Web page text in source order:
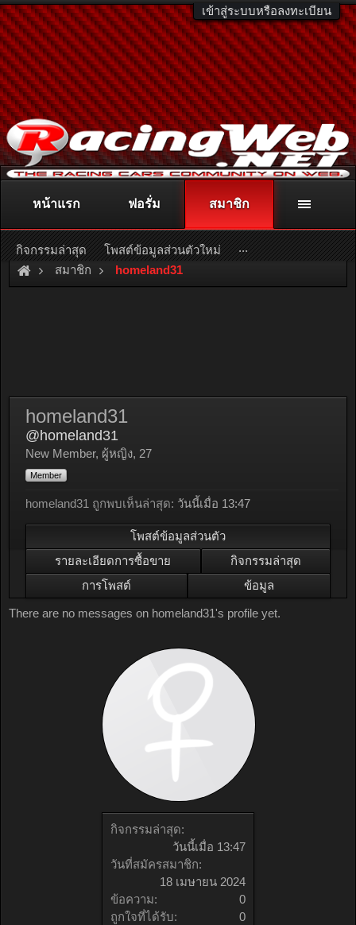
เข้าสู่ระบบหรือลงทะเบียน
ติดต่อลงโฆษณา racingweb@gmail.comหรือโทร. 081-811-1138
หรืออ่านรายละเอียดเพิ่มเติม คลิกที่นี่
สมาชิก homeland31
กิจกรรมล่าสุด:
วันนี้เมื่อ 13:47
วันที่สมัครสมาชิก:
18 เมษายน 2024
ข้อความ:
0
ถูกใจที่ได้รับ:
0
homeland31
@homeland31
New Member, ผู้หญิง, 27
Member
homeland31 ถูกพบเห็นล่าสุด: วันนี้เมื่อ 13:47
โพสต์ข้อมูลส่วนตัว
รายละเอียดการซื้อขาย
กิจกรรมล่าสุด
การโพสต์
ข้อมูล
There are no messages on homeland31's profile yet.
หน้าแรก ฟอรั่ม สมาชิก
กิจกรรมล่าสุด โพสต์ข้อมูลส่วนตัวใหม่ ...